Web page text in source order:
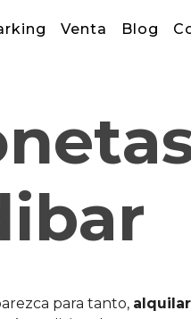
Venta Blog
para tanto,